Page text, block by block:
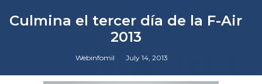
Culmina el tercer día de la F-Air
2013
Webinfomil July 14, 2013